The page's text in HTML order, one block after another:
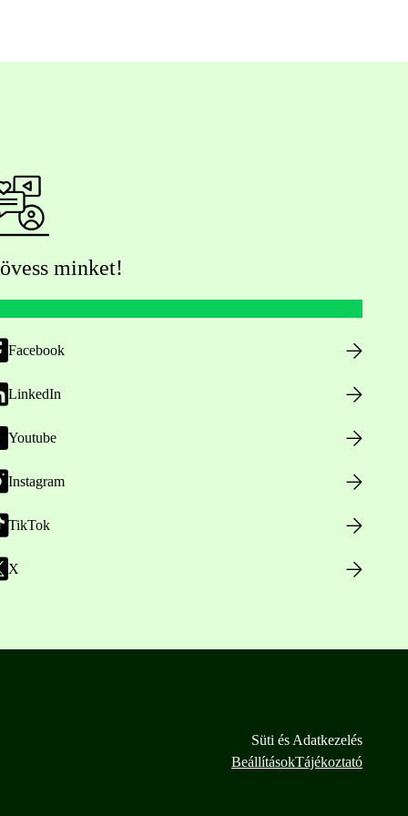
minket!
Facebook
LinkedIn
Youtube
Instagram
TikTok
X
Süti és Adatkezelés
BeállításokTájékoztató